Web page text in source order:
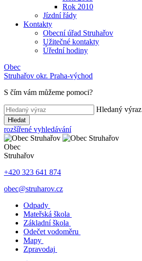
Rok 2010
Jízdní řády
Kontakty
Obecní úřad Struhařov
Užitečné kontakty
Úřední hodiny
Obec
Struhařov okr. Praha-východ
S čím vám můžeme pomoci?
Hledaný výraz
Hledat
rozšířené vyhledávání
Obec
Struhařov
+420 323 641 874
obec@struharov.cz
Odpady
Mateřská škola
Základní škola
Odečet vodoměru
Mapy
Zpravodaj